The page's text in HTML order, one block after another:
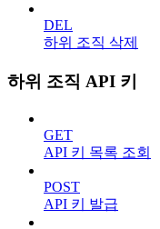
DEL
하위 조직 삭제
하위 조직 API 키
GET
API 키 목록 조회
POST
API 키 발급